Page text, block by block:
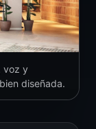
voz y
diseñada.